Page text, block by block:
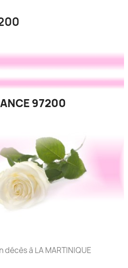
97200
à LA MARTINIQUE